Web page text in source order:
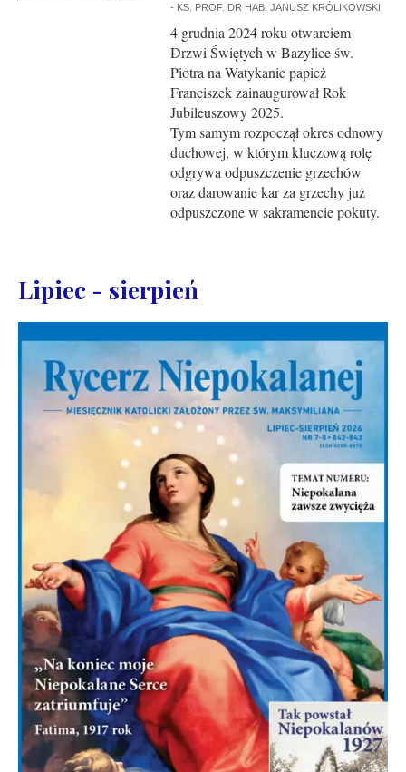
- KS. PROF. DR HAB. JANUSZ KRÓLIKOWSKI
4 grudnia 2024 roku otwarciem
Drzwi Świętych w Bazylice św.
Piotra na Watykanie papież
Franciszek zainaugurował Rok
Jubileuszowy 2025.
Tym samym rozpoczął okres odnowy
duchowej, w którym kluczową rolę
odgrywa odpuszczenie grzechów
oraz darowanie kar za grzechy już
odpuszczone w sakramencie pokuty.
Lipiec - sierpień